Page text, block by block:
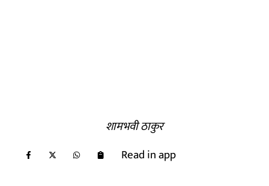
शामभवी ठाकुर
Read in app